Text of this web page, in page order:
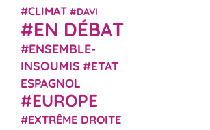
CLIMAT DAVI
EN DÉBAT
ENSEMBLE-
INSOUMIS
ETAT
ESPAGNOL
EUROPE
EXTRÊME DROITE